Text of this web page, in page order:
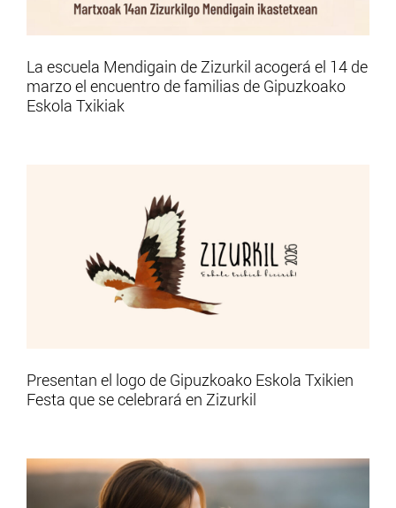
La escuela Mendigain de Zizurkil acogerá el 14 de
marzo el encuentro de familias de Gipuzkoako
Eskola Txikiak
Presentan el logo de Gipuzkoako Eskola Txikien
Festa que se celebrará en Zizurkil